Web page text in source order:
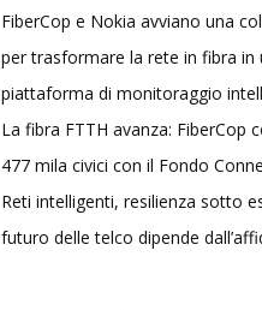
FiberCop e Nokia avviano una
per trasformare la rete in fibra in
piattaforma di monitoraggio
La fibra FTTH avanza: FiberCop
477 mila civici con il Fondo
Reti intelligenti, resilienza sotto
futuro delle telco dipende